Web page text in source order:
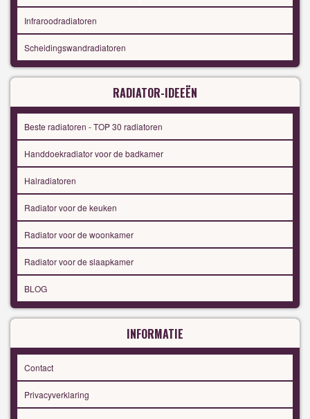
Infraroodradiatoren
Scheidingswandradiatoren
RADIATOR-IDEEËN
Beste radiatoren - TOP 30 radiatoren
Handdoekradiator voor de badkamer
Halradiatoren
Radiator voor de keuken
Radiator voor de woonkamer
Radiator voor de slaapkamer
BLOG
INFORMATIE
Contact
Privacyverklaring